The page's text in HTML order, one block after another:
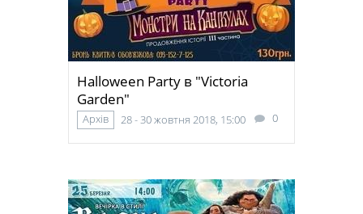
Halloween Party в "Victoria
Garden"
Архів 28 - 30 жовтня 2018, 15:00 0